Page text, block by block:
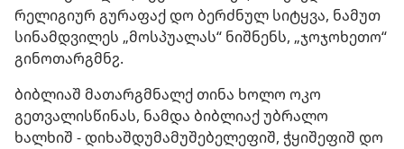
რელიგიურ გურაფაქ დო ბერძნულ სიტყვა, ნამუთ
სინამდვილეს „მოსპუალას“ ნიშნენს, „ჯოჯოხეთო“
გინოთარგმნჷ.
ბიბლიაშ მათარგმნალქ თინა ხოლო ოკო
გეთვალისწინას, ნამდა ბიბლიაქ უბრალო
ხალხიშ - დიხაშდუმამუშებელეფიშ, ჭყიშეფიშ დო